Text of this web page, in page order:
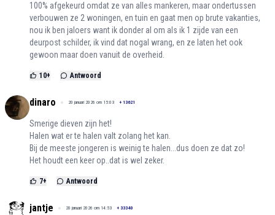
100% afgekeurd omdat ze van alles mankeren, maar ondertussen
verbouwen ze 2 woningen, en tuin en gaat men op brute vakanties,
nou ik ben jaloers want ik donder al om als ik 1 zijde van een
deurpost schilder, ik vind dat nogal wrang, en ze laten het ook
gewoon maar doen vanuit de overheid.
10+ Antwoord
dinaro 20 januari 2026 om 15:03 + 13621
Smerige dieven zijn het!
Halen wat er te halen valt zolang het kan.
Bij de meeste jongeren is weinig te halen...dus doen ze dat zo!
Het houdt een keer op..dat is wel zeker.
7+ Antwoord
jantje 20 januari 2026 om 14:53 + 33340